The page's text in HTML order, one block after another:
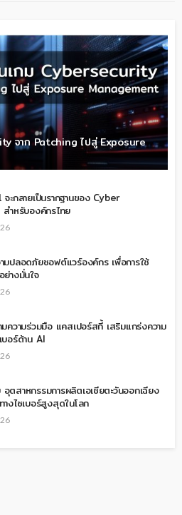
จาก Patching ไปสู่ Exposure
ะกลายเป็นรากฐานของ Cyber
ำหรับองค์กรไทย
มปลอดภัยซอฟต์แวร์องค์กร เพื่อการใช้
ย่างมั่นใจ
ความร่วมมือ แคสเปอร์สกี้ เสริมแกร่งความ
บอร์ด้าน AI
ตสาหกรรมการผลิตเอเชียตะวันออกเฉียง
างไซเบอร์สูงสุดในโลก